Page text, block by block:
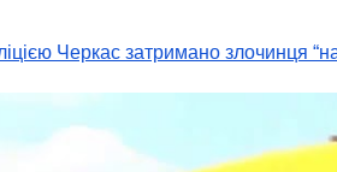
Черкас затримано злочинця